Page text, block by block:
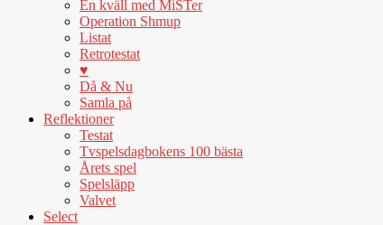
En kväll med MiSTer
Operation Shmup
Listat
Retrotestat
♥
Då & Nu
Samla på
Reflektioner
Testat
Tvspelsdagbokens 100 bästa
Årets spel
Spelsläpp
Valvet
Select